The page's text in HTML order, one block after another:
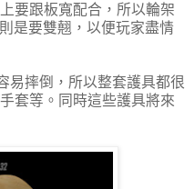
要跟板寬配合，所以輪架
是要雙翹，以便玩家盡情
易摔倒，所以整套護具都很
套等。同時這些護具將來